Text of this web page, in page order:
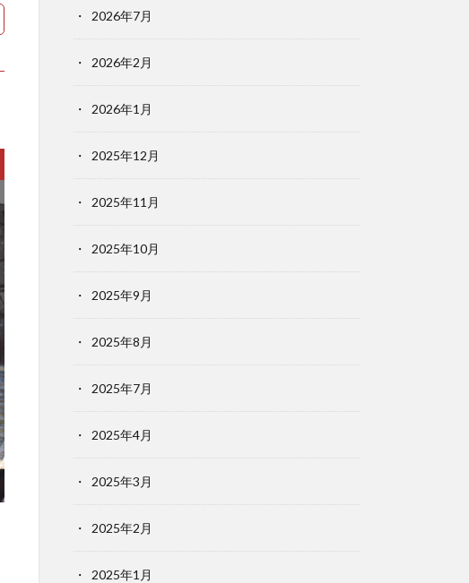
2026年7月
2026年2月
2026年1月
2025年12月
2025年11月
2025年10月
2025年9月
2025年8月
2025年7月
2025年4月
2025年3月
2025年2月
2025年1月